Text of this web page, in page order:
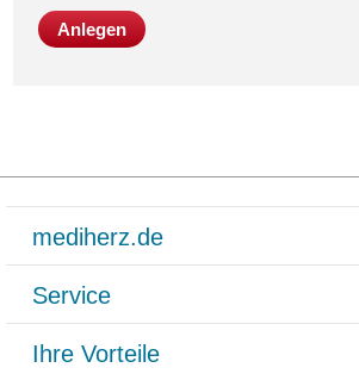
Anlegen
mediherz.de
Glossar
Häufig gestellte Fragen
Service
Rücksendemöglichkeit
Ihre Vorteile